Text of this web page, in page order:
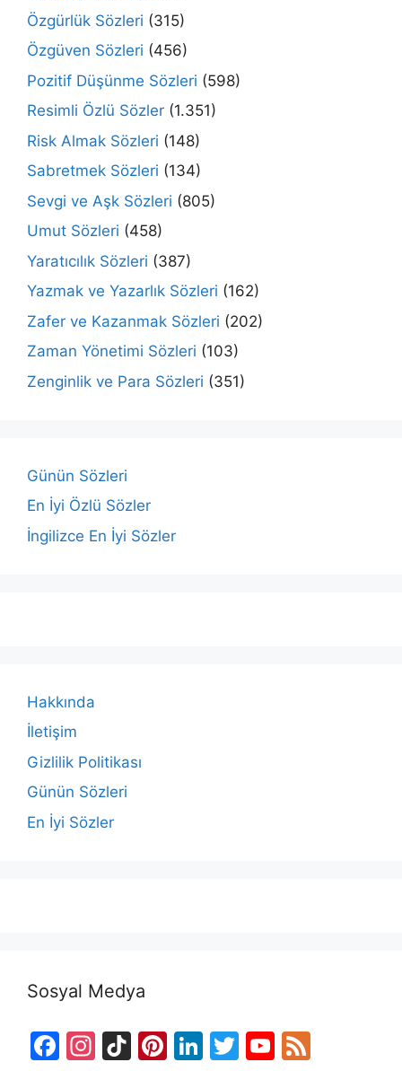
Özgürlük Sözleri (315)
Özgüven Sözleri (456)
Pozitif Düşünme Sözleri (598)
Resimli Özlü Sözler (1.351)
Risk Almak Sözleri (148)
Sabretmek Sözleri (134)
Sevgi ve Aşk Sözleri (805)
Umut Sözleri (458)
Yaratıcılık Sözleri (387)
Yazmak ve Yazarlık Sözleri (162)
Zafer ve Kazanmak Sözleri (202)
Zaman Yönetimi Sözleri (103)
Zenginlik ve Para Sözleri (351)
Günün Sözleri
En İyi Özlü Sözler
İngilizce En İyi Sözler
Hakkında
İletişim
Gizlilik Politikası
Günün Sözleri
En İyi Sözler
Sosyal Medya
F
In Ti Pi Li T
Y